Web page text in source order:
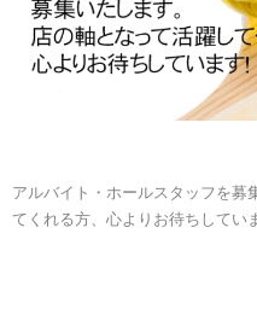
アルバイト・ホールスタッフを募
てくれる方、心よりお待ちしてい